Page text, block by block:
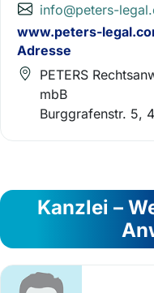
info@peters-
www.peters-
Adresse
PETERS
mbB
Burggrafenstr. 5,
Kanzlei –